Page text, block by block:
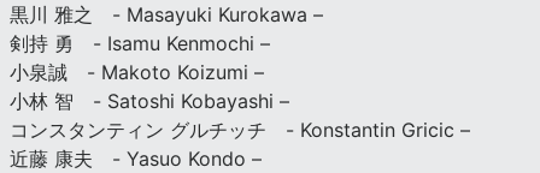
黒川 雅之 - Masayuki Kurokawa –
剣持 勇 - Isamu Kenmochi –
小泉誠 - Makoto Koizumi –
小林 智 - Satoshi Kobayashi –
コンスタンティン グルチッチ - Konstantin Gricic –
近藤 康夫 - Yasuo Kondo –